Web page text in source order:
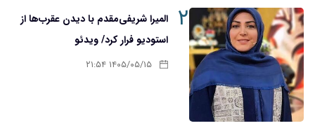
۲
المیرا شریفی‌مقدم با دیدن عقرب‌ها از
استودیو فرار کرد/ ویدئو
۱۴۰۵/۰۵/۱۵ ۲۱:۵۴